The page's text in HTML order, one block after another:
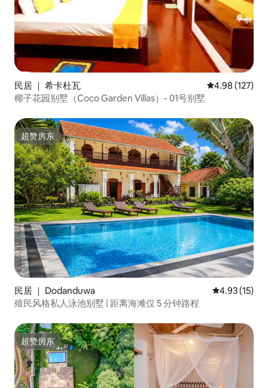
民居 ｜ 希卡杜瓦 平均评分 4.98
4.98 (127)
椰子花园别墅（Coco Garden Villas）- 01号别墅
超赞房东
超赞房东
民居 ｜ Dodanduwa 平均评分
4.93 (15)
殖民风格私人泳池别墅 | 距离海滩仅 5 分钟路程
超赞房东
超赞房东